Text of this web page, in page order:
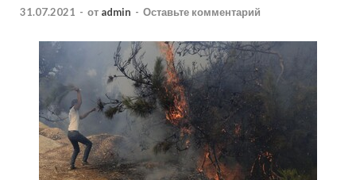
31.07.2021 - от admin - Оставьте комментарий